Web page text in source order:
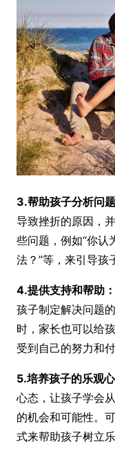
3.帮助孩子分析问题
导致挫折的原因，
些问题，例如“你认
法？”等，来引导孩
4.提供支持和帮助：
孩子制定解决问题
时，家长也可以给
受到自己的努力和
5.培养孩子的乐观心
心态，让孩子学会
的机会和可能性。
式来帮助孩子树立乐